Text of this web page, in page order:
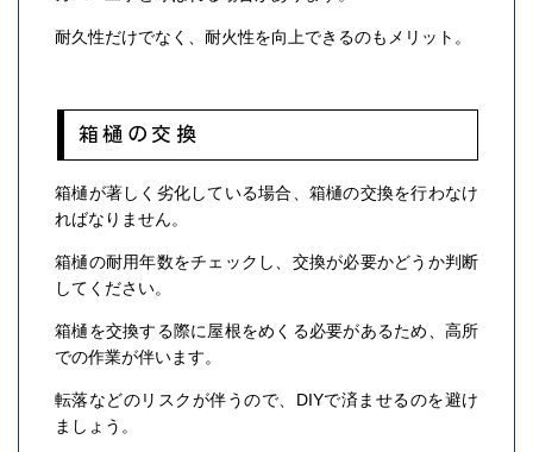
耐久性だけでなく、耐火性を向上できるのもメリット。
箱樋の交換
箱樋が著しく劣化している場合、箱樋の交換を行わなけ
ればなりません。
箱樋の耐用年数をチェックし、交換が必要かどうか判断
してください。
箱樋を交換する際に屋根をめくる必要があるため、高所
での作業が伴います。
転落などのリスクが伴うので、DIYで済ませるのを避け
ましょう。